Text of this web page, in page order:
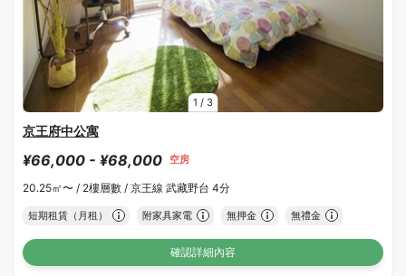
1 / 3
京王府中公寓
¥66,000 - ¥68,000 空房
20.25㎡〜 / 2樓層數 / 京王線 武藏野台 4分
短期租賃（月租） 附家具家電 無押金 無禮金
確認詳細內容